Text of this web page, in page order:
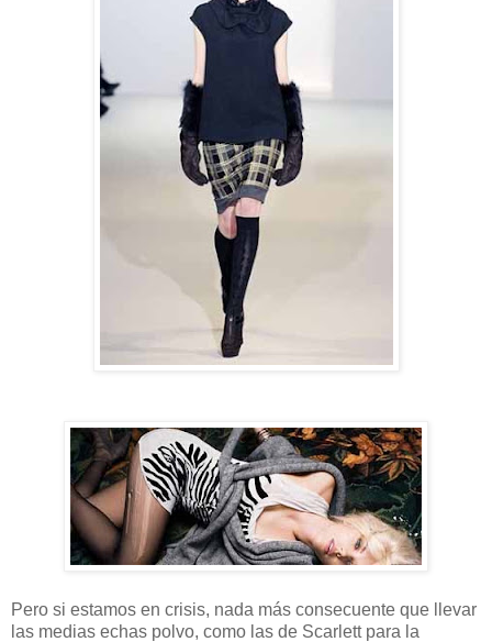
Pero si estamos en crisis, nada más consecuente que llevar
las medias echas polvo, como las de Scarlett para la